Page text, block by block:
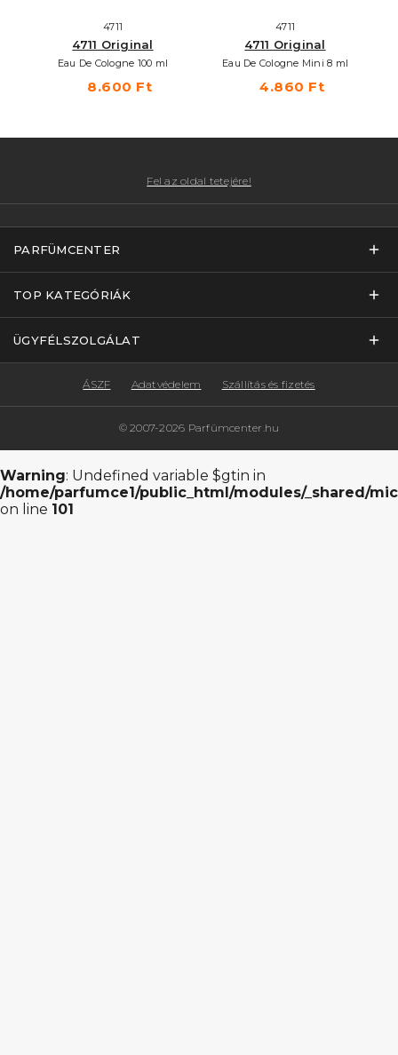
4711
4711 Original
Eau De Cologne 100 ml
8.600 Ft
4711
4711 Original
Eau De Cologne Mini 8 ml
4.860 Ft
Fel az oldal tetejére!
PARFÜMCENTER
TOP KATEGÓRIÁK
ÜGYFÉLSZOLGÁLAT
© 2007-2026 Parfümcenter.hu
ÁSZF Adatvédelem Szállítás és fizetés
Warning: Undefined variable $gtin in
/home/parfumce1/public_html/modules/_shared/
on line 101